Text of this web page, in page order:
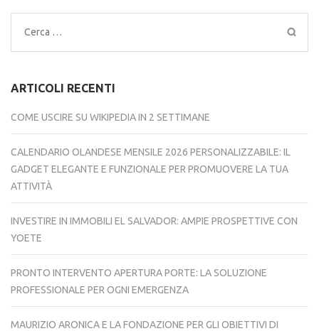
Ricerca
per:
ARTICOLI RECENTI
COME USCIRE SU WIKIPEDIA IN 2 SETTIMANE
CALENDARIO OLANDESE MENSILE 2026 PERSONALIZZABILE: IL
GADGET ELEGANTE E FUNZIONALE PER PROMUOVERE LA TUA
ATTIVITÀ
INVESTIRE IN IMMOBILI EL SALVADOR: AMPIE PROSPETTIVE CON
YOETE
PRONTO INTERVENTO APERTURA PORTE: LA SOLUZIONE
PROFESSIONALE PER OGNI EMERGENZA
MAURIZIO ARONICA E LA FONDAZIONE PER GLI OBIETTIVI DI